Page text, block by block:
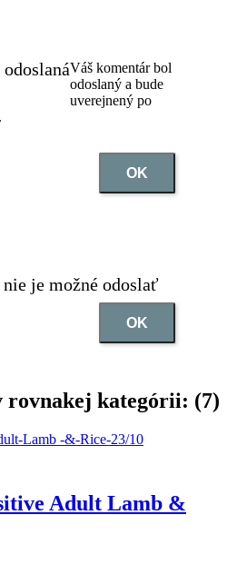
Váš komentár bol
odoslaný a bude
uverejnený po
OK
nie je možné odoslať
OK
rovnakej kategórii: (7)
Adult Lamb &